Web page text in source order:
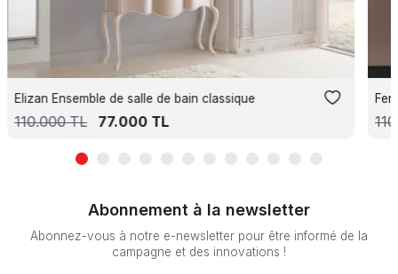
Elizan Ensemble de salle de bain classique
110.000TL 77.000TL
Abonnement à la newsletter
Abonnez-vous à notre e-newsletter pour être informé de la
campagne et des innovations !